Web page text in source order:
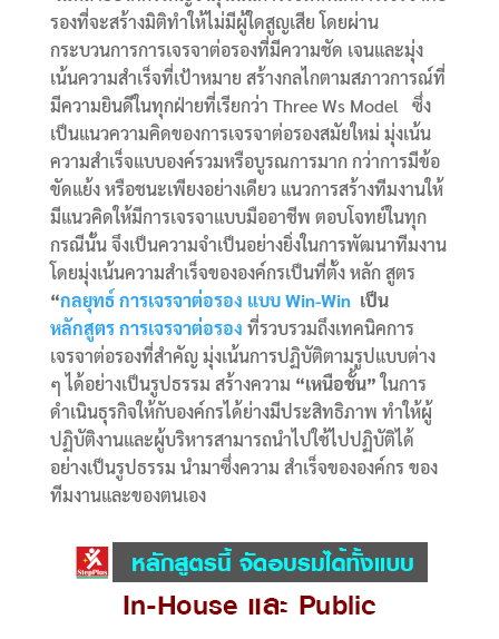
รองที่จะสร้างมิติทำให้ไม่มีผู้ใดสูญเสีย โดยผ่าน
กระบวนการการเจรจาต่อรองที่มีความชัด เจนและมุ่ง
เน้นความสำเร็จที่เป้าหมาย สร้างกลไกตามสภาวการณ์ที่
มีความยินดีในทุกฝ่ายที่เรียกว่า Three Ws Model ซึ่ง
เป็นแนวความคิดของการเจรจาต่อรองสมัยใหม่ มุ่งเน้น
ความสำเร็จแบบองค์รวมหรือบูรณการมาก กว่าการมีข้อ
ขัดแย้ง หรือชนะเพียงอย่างเดียว แนวการสร้างทีมงานให้
มีแนวคิดให้มีการเจรจาแบบมืออาชีพ ตอบโจทย์ในทุก
กรณีนั้น จึงเป็นความจำเป็นอย่างยิ่งในการพัฒนาทีมงาน
โดยมุ่งเน้นความสำเร็จขององค์กรเป็นที่ตั้ง หลัก สูตร
“กลยุทธ์ การเจรจาต่อรอง แบบ Win-Winเป็น
หลักสูตร การเจรจาต่อรอง ที่รวบรวมถึงเทคนิคการ
เจรจาต่อรองที่สำคัญ มุ่งเน้นการปฏิบัติตามรูปแบบต่าง
ๆ ได้อย่างเป็นรูปธรรม สร้างความ “เหนือชั้น”ในการ
ดำเนินธุรกิจให้กับองค์กรได้ย่างมีประสิทธิภาพ ทำให้ผู้
ปฏิบัติงานและผู้บริหารสามารถนำไปใช้ไปปฏิบัติได้
อย่างเป็นรูปธรรม นำมาซึ่งความ สำเร็จขององค์กร ของ
ทีมงานและของตนเอง